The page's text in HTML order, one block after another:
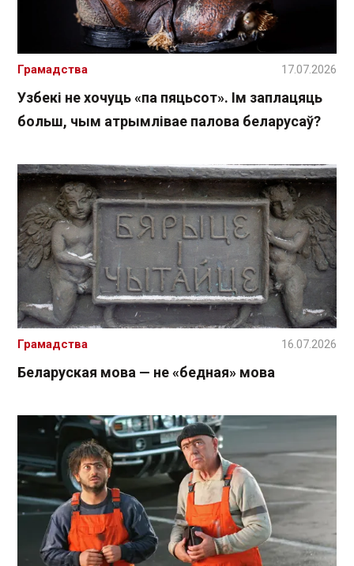
Узбекі не хочуць «па пяцьсот». Ім заплацяць
больш, чым атрымлівае палова беларусаў?
Грамадства 17.07.2026
Беларуская мова — не «бедная» мова
Грамадства 16.07.2026